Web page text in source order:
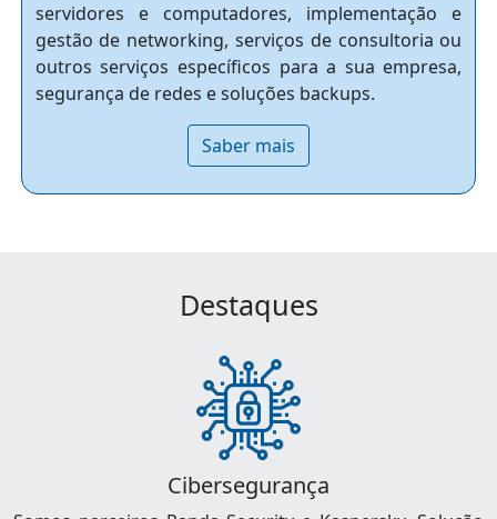
servidores e computadores, implementação e
gestão de networking, serviços de consultoria ou
outros serviços específicos para a sua empresa,
segurança de redes e soluções backups.
Saber mais
Destaques
Cibersegurança